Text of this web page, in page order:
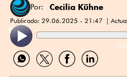
Por: Cecilia Kühne
Publicado: 29.06.2025 - 21:47
Compartir
por
Compartir
por
Compartir
por
Compartir
por